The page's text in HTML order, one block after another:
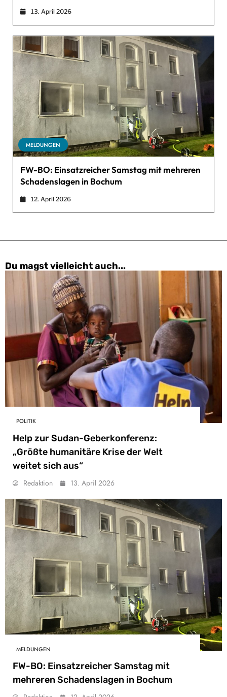
13. April 2026
MELDUNGEN
FW-BO: Einsatzreicher Samstag mit mehreren
Schadenslagen in Bochum
12. April 2026
Du magst vielleicht auch...
POLITIK
Help zur Sudan-Geberkonferenz:
„Größte humanitäre Krise der Welt
weitet sich aus“
Redaktion 13. April 2026
MELDUNGEN
FW-BO: Einsatzreicher Samstag mit
mehreren Schadenslagen in Bochum